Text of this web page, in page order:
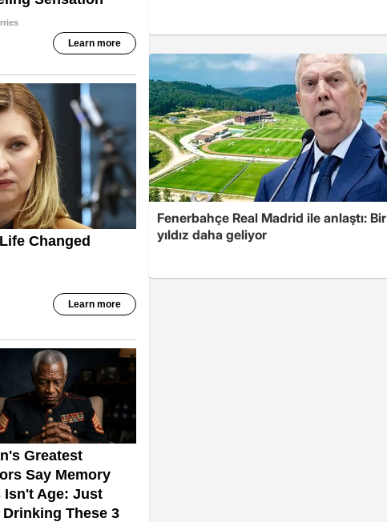
Fenerbahçe Real Madrid ile anlaştı: Bir
yıldız daha geliyor